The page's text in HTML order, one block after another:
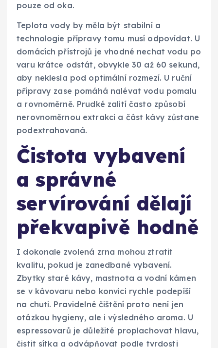
pouze od oka.
Teplota vody by měla být stabilní a
technologie přípravy tomu musí odpovídat. U
domácích přístrojů je vhodné nechat vodu po
varu krátce odstát, obvykle 30 až 60 sekund,
aby neklesla pod optimální rozmezí. U ruční
přípravy zase pomáhá nalévat vodu pomalu
a rovnoměrně. Prudké zalití často způsobí
nerovnoměrnou extrakci a část kávy zůstane
podextrahovaná.
Čistota vybavení
a správné
servírování dělají
překvapivě hodně
I dokonale zvolená zrna mohou ztratit
kvalitu, pokud je zanedbané vybavení.
Zbytky staré kávy, mastnota a vodní kámen
se v kávovaru nebo konvici rychle podepíší
na chuti. Pravidelné čištění proto není jen
otázkou hygieny, ale i výsledného aroma. U
espressovarů je důležité proplachovat hlavu,
čistit sítka a odvápňovat podle tvrdosti